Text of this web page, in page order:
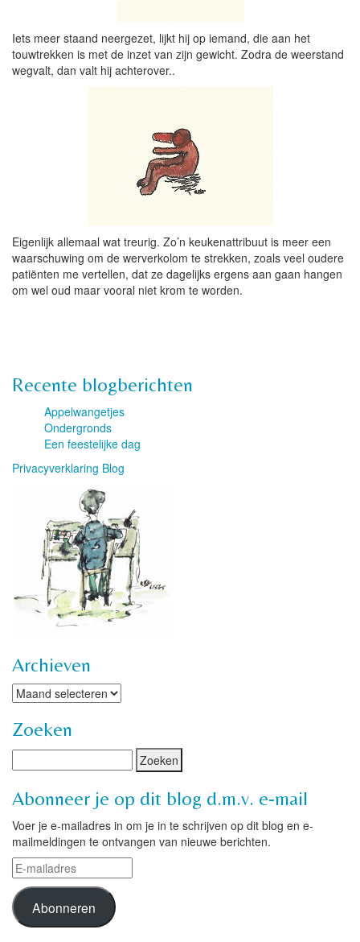
Iets meer staand neergezet, lijkt hij op iemand, die aan het
touwtrekken is met de inzet van zijn gewicht. Zodra de weerstand
wegvalt, dan valt hij achterover..
Eigenlijk allemaal wat treurig. Zo’n keukenattribuut is meer een
waarschuwing om de werverkolom te strekken, zoals veel oudere
patiënten me vertellen, dat ze dagelijks ergens aan gaan hangen
om wel oud maar vooral niet krom te worden.
Recente blogberichten
Appelwangetjes
Ondergronds
Een feestelijke dag
Privacyverklaring Blog
Archieven
Archieven
Zoeken
Abonneer je op dit blog d.m.v. e-mail
Voer je e-mailadres in om je in te schrijven op dit blog en e-
mailmeldingen te ontvangen van nieuwe berichten.
E-
mailadres
Abonneren